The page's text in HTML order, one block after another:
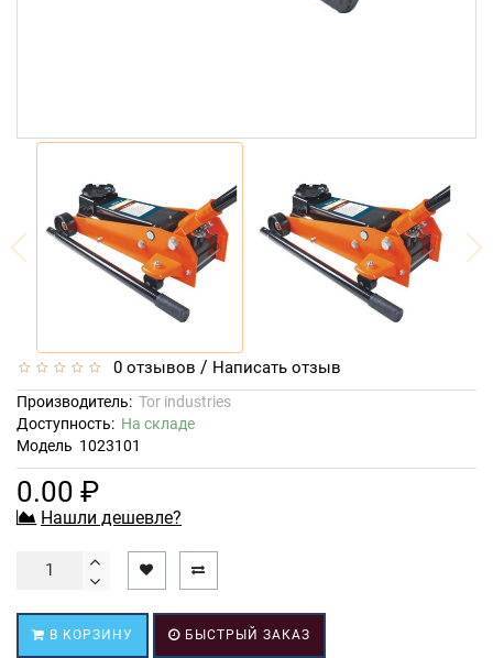
0 отзывов / Написать отзыв
Производитель: Tor industries
Доступность: На складе
Модель 1023101
0.00 ₽
Нашли дешевле?
В КОРЗИНУ БЫСТРЫЙ ЗАКАЗ